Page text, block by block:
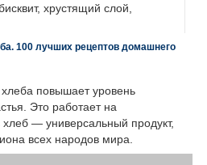
хрустящий слой,
100 лучших рецептов домашнего
повышает уровень
Это работает на
хлеб — универсальный продукт,
всех народов мира.